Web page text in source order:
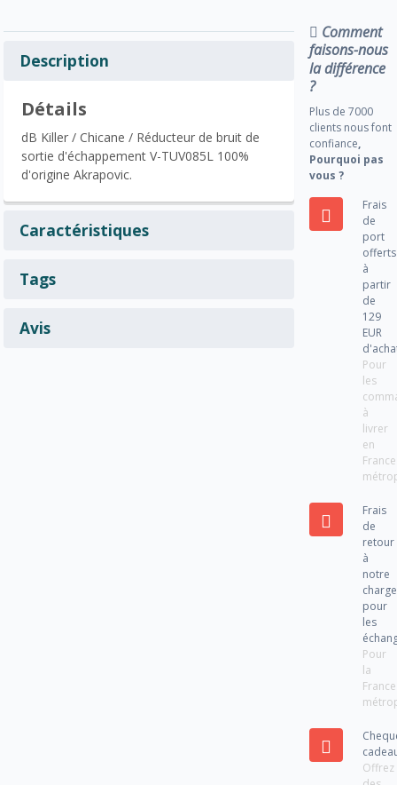
Description
Détails
dB Killer / Chicane / Réducteur de bruit de
sortie d'échappement V-TUV085L 100%
d'origine Akrapovic.
Caractéristiques
Tags
Avis
Comment
faisons-nous
la différence
?
Plus de 7000
clients nous font
confiance,
Pourquoi pas
vous ?
Frais
de
port
offerts
à
partir
de
129
EUR
Pour
les
à
livrer
en
France
Frais
de
retour
à
notre
charge
pour
les
Pour
la
France
Offrez